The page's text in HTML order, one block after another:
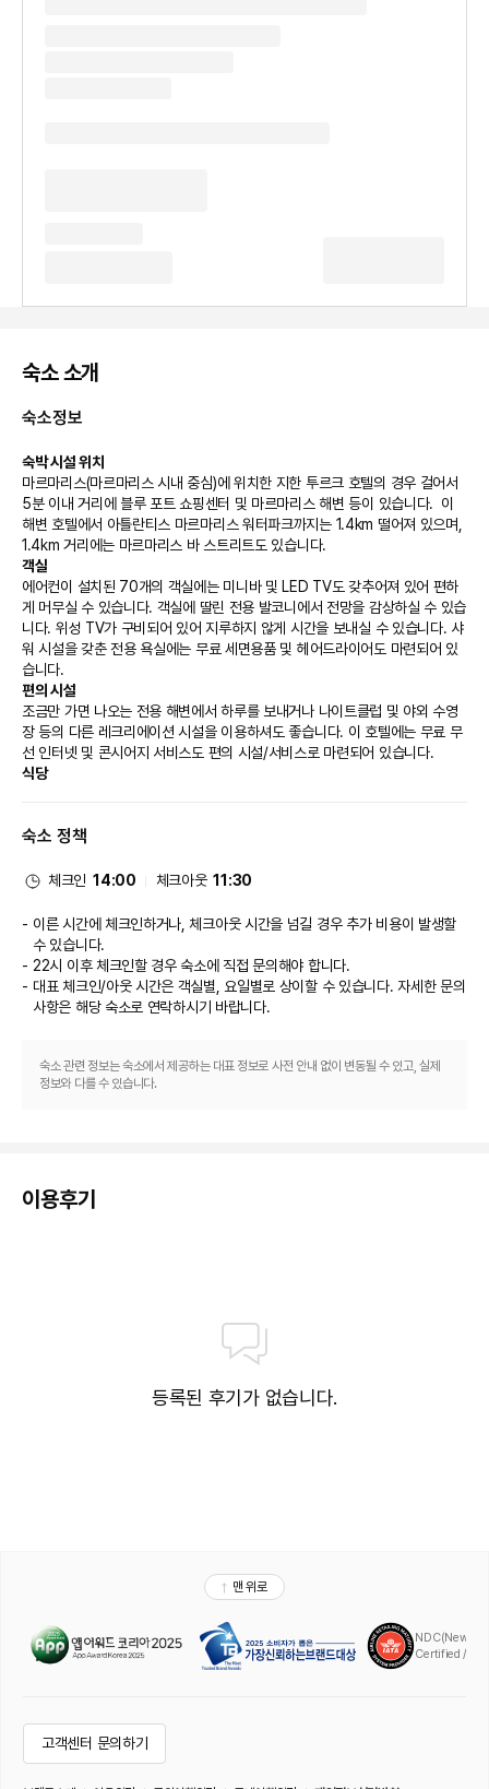
숙소 소개
숙소정보
숙박 시설 위치
마르마리스(마르마리스 시내 중심)에 위치한 지한 투르크 호텔의 경우 걸어서
5분 이내 거리에 블루 포트 쇼핑센터 및 마르마리스 해변 등이 있습니다.  이
해변 호텔에서 아틀란티스 마르마리스 워터파크까지는 1.4km 떨어져 있으며,
1.4km 거리에는 마르마리스 바 스트리트도 있습니다.
객실
에어컨이 설치된 70개의 객실에는 미니바 및 LED TV도 갖추어져 있어 편하
게 머무실 수 있습니다. 객실에 딸린 전용 발코니에서 전망을 감상하실 수 있습
니다. 위성 TV가 구비되어 있어 지루하지 않게 시간을 보내실 수 있습니다. 샤
워 시설을 갖춘 전용 욕실에는 무료 세면용품 및 헤어드라이어도 마련되어 있
습니다.
편의 시설
조금만 가면 나오는 전용 해변에서 하루를 보내거나 나이트클럽 및 야외 수영
장 등의 다른 레크리에이션 시설을 이용하셔도 좋습니다. 이 호텔에는 무료 무
선 인터넷 및 콘시어지 서비스도 편의 시설/서비스로 마련되어 있습니다.
식당
제한)를 이용하실 수 있습니다. 풀사이드 바에서는 좋아하는 음료를 마시며 갈
이용하실 수 있습니다.
대표적인 편의 시설과 서비스로는 무료 유선 인터넷, 간편 체크인, 드라이클리
닝/세탁 서비스 등이 있습니다.
개조 공사
이 숙박 시설은 11월 1일 ~ 4월 23일에 휴업합니다.
숙소 정책
체크인 14:00 체크아웃 11:30
이른 시간에 체크인하거나, 체크아웃 시간을 넘길 경우 추가 비용이 발생할
수 있습니다.
22시 이후 체크인할 경우 숙소에 직접 문의해야 합니다.
대표 체크인/아웃 시간은 객실별, 요일별로 상이할 수 있습니다. 자세한 문의
사항은 해당 숙소로 연락하시기 바랍니다.
숙소 관련 정보는 숙소에서 제공하는 대표 정보로 사전 안내 없이 변동될 수 있고, 실제
정보와 다를 수 있습니다.
이용후기
등록된 후기가 없습니다.